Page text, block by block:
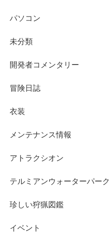
パソコン
未分類
開発者コメンタリー
冒険日誌
衣装
メンテナンス情報
アトラクシオン
テルミアンウォーターパーク
珍しい狩猟図鑑
イベント